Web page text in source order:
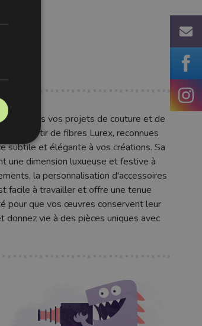
pour tous vos projets de couture et de
à partir de fibres Lurex, reconnues
subtile et élégante à vos créations. Sa
une dimension luxueuse et festive à
la personnalisation d'accessoires
facile à travailler et offre une tenue
pour que vos œuvres conservent leur
vie à des pièces uniques avec